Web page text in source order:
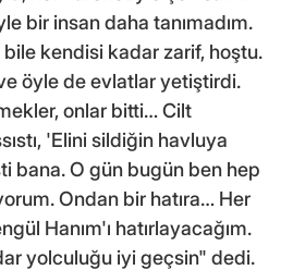
bir insan daha tanımadım.
bile kendisi kadar zarif, hoştu.
öyle de evlatlar yetiştirdi.
onlar bitti… Cilt
'Elini sildiğin havluya
bana. O gün bugün ben hep
Ondan bir hatıra… Her
Hanım'ı hatırlayacağım.
yolculuğu iyi geçsin" dedi.